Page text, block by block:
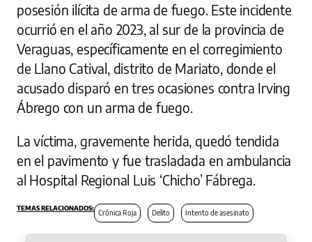
posesión ilícita de arma de fuego. Este incidente
ocurrió en el año 2023, al sur de la provincia de
Veraguas, específicamente en el corregimiento
de Llano Catival, distrito de Mariato, donde el
acusado disparó en tres ocasiones contra Irving
Ábrego con un arma de fuego.
La víctima, gravemente herida, quedó tendida
en el pavimento y fue trasladada en ambulancia
al Hospital Regional Luis ‘Chicho’ Fábrega.
Crónica Roja Delito Intento de asesinato